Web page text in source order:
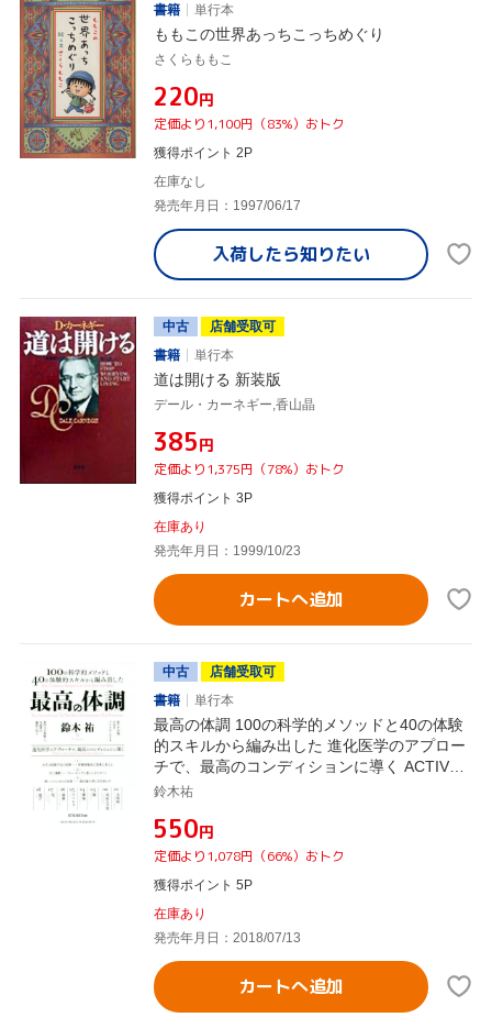
書籍
単行本
ももこの世界あっちこっちめぐり
さくらももこ
¥220円
定価より1,100円（83%）おトク
獲得ポイント 2P
在庫なし
発売年月日：1997/06/17
入荷したら知りたい
中古
店舗受取可
書籍
単行本
道は開ける 新装版
デール・カーネギー,香山晶
¥385円
定価より1,375円（78%）おトク
獲得ポイント 3P
在庫あり
発売年月日：1999/10/23
カートへ追加
中古
店舗受取可
書籍
単行本
最高の体調 100の科学的メソッドと40の体験
的スキルから編み出した 進化医学のアプロー
チで、最高のコンディションに導く ACTIVE
HEALTH001
鈴木祐
¥550円
定価より1,078円（66%）おトク
獲得ポイント 5P
在庫あり
発売年月日：2018/07/13
カートへ追加